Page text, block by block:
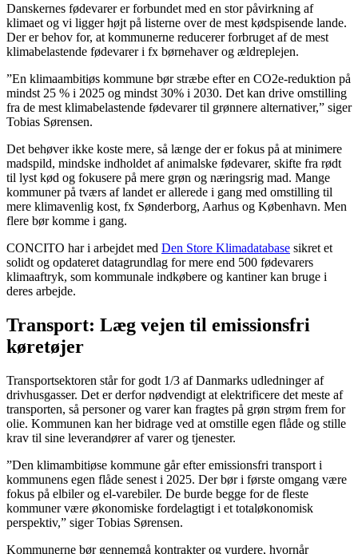
Danskernes fødevarer er forbundet med en stor påvirkning af
klimaet og vi ligger højt på listerne over de mest kødspisende lande.
Der er behov for, at kommunerne reducerer forbruget af de mest
klimabelastende fødevarer i fx børnehaver og ældreplejen.
”En klimaambitiøs kommune bør stræbe efter en CO2e-reduktion på
mindst 25 % i 2025 og mindst 30% i 2030. Det kan drive omstilling
fra de mest klimabelastende fødevarer til grønnere alternativer,” siger
Tobias Sørensen.
Det behøver ikke koste mere, så længe der er fokus på at minimere
madspild, mindske indholdet af animalske fødevarer, skifte fra rødt
til lyst kød og fokusere på mere grøn og næringsrig mad. Mange
kommuner på tværs af landet er allerede i gang med omstilling til
mere klimavenlig kost, fx Sønderborg, Aarhus og København. Men
flere bør komme i gang.
CONCITO har i arbejdet med Den Store Klimadatabase sikret et
solidt og opdateret datagrundlag for mere end 500 fødevarers
klimaaftryk, som kommunale indkøbere og kantiner kan bruge i
deres arbejde.
Transport: Læg vejen til emissionsfri
køretøjer
Transportsektoren står for godt 1/3 af Danmarks udledninger af
drivhusgasser. Det er derfor nødvendigt at elektrificere det meste af
transporten, så personer og varer kan fragtes på grøn strøm frem for
olie. Kommunen kan her bidrage ved at omstille egen flåde og stille
krav til sine leverandører af varer og tjenester.
”Den klimambitiøse kommune går efter emissionsfri transport i
kommunens egen flåde senest i 2025. Der bør i første omgang være
fokus på elbiler og el-varebiler. De burde begge for de fleste
kommuner være økonomiske fordelagtigt i et totaløkonomisk
perspektiv,” siger Tobias Sørensen.
Kommunerne bør gennemgå kontrakter og vurdere, hvornår